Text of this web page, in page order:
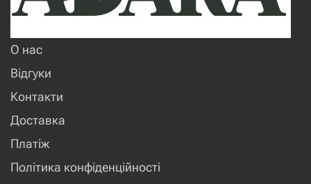
О нас
Відгуки
Контакти
Доставка
Платіж
Політика конфіденційності